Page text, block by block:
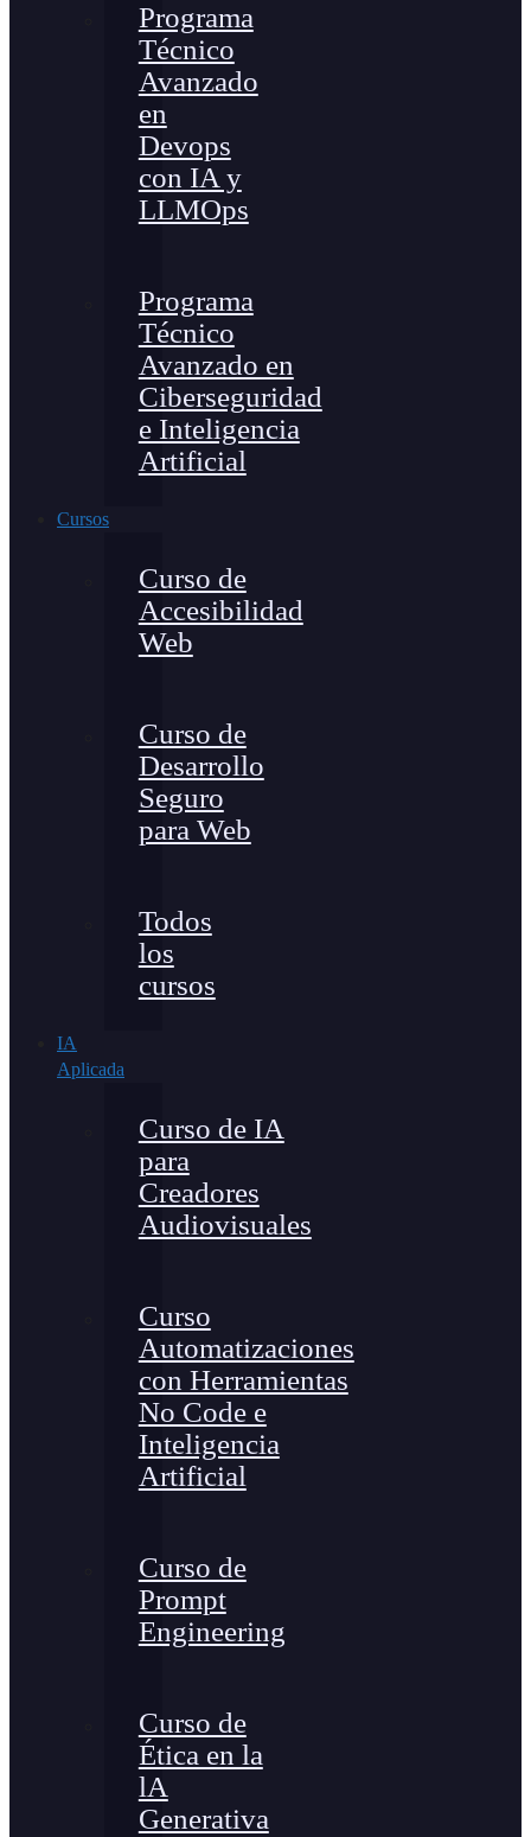
Programa
Técnico
Avanzado
en
Devops
con IA y
LLMOps
Programa
Técnico
Avanzado en
Ciberseguridad
e Inteligencia
Artificial
Cursos
Curso de
Accesibilidad
Web
Curso de
Desarrollo
Seguro
para Web
Todos
los
cursos
IA
Aplicada
Curso de IA
para
Creadores
Audiovisuales
Curso
Automatizaciones
con Herramientas
No Code e
Inteligencia
Artificial
Curso de
Prompt
Engineering
Curso de
Ética en la
lA
Generativa